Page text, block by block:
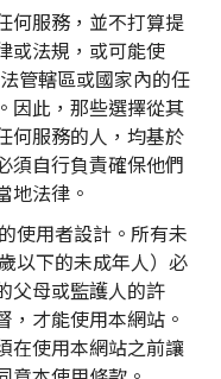
何服務，並不打算提
或法規，或可能使
管轄區或國家內的任
因此，那些選擇從其
何服務的人，均基於
須自行負責確保他們
地法律。
使用者設計。所有未
以下的未成年人）必
父母或監護人的許
，才能使用本網站。
在使用本網站之前讓